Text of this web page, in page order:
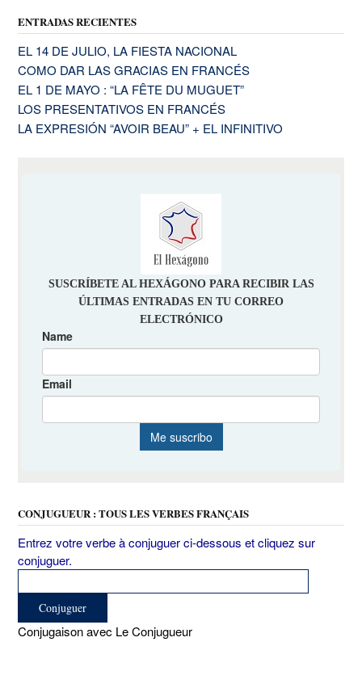
ENTRADAS RECIENTES
EL 14 DE JULIO, LA FIESTA NACIONAL
COMO DAR LAS GRACIAS EN FRANCÉS
EL 1 DE MAYO : “LA FÊTE DU MUGUET”
LOS PRESENTATIVOS EN FRANCÉS
LA EXPRESIÓN “AVOIR BEAU” + EL INFINITIVO
CONJUGUEUR : TOUS LES VERBES FRANÇAIS
Entrez votre verbe à conjuguer ci-dessous et cliquez sur
conjuguer.
Conjugaison avec Le Conjugueur